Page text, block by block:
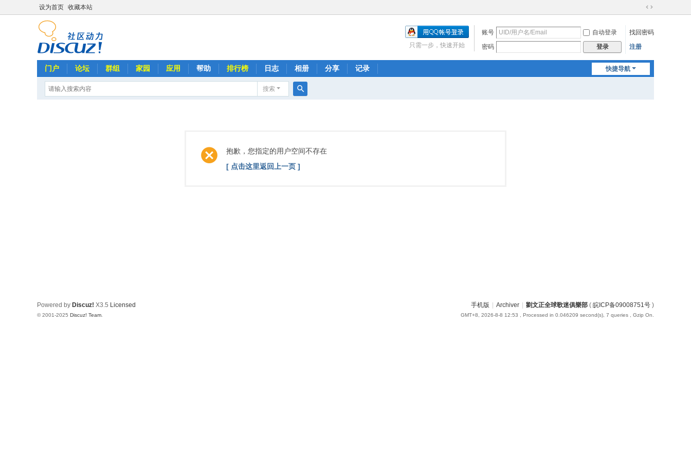
设为首页 收藏本站
切
到
账号 自动登录
找回密码
密码
登录 注册
只需一步，快速开始
快捷导航
门户 论坛 群组 家园 应用 帮助 排行榜 日志 相册 分享 记录
搜索
抱歉，您指定的用户空间不存在
[ 点击这里返回上一页 ]
手机版 Archiver 劉文正全球歌迷俱樂部 ( 皖ICP备09008751号 )
GMT+8, 2026-8-8 12:53 , Processed in 0.046209 second(s), 7 queries , Gzip On.
Powered by Discuz! X3.5 Licensed
© 2001-2025 Discuz! Team